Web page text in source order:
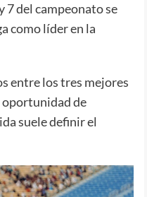
7 del campeonato se
como líder en la
entre los tres mejores
oportunidad de
suele definir el